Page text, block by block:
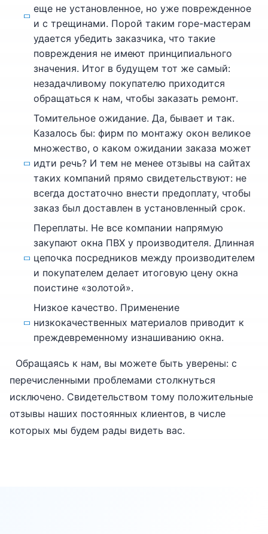
еще не установленное, но уже поврежденное
и с трещинами. Порой таким горе-мастерам
удается убедить заказчика, что такие
повреждения не имеют принципиального
значения. Итог в будущем тот же самый:
незадачливому покупателю приходится
обращаться к нам, чтобы заказать ремонт.
Томительное ожидание. Да, бывает и так.
Казалось бы: фирм по монтажу окон великое
множество, о каком ожидании заказа может
идти речь? И тем не менее отзывы на сайтах
таких компаний прямо свидетельствуют: не
всегда достаточно внести предоплату, чтобы
заказ был доставлен в установленный срок.
Переплаты. Не все компании напрямую
закупают окна ПВХ у производителя. Длинная
цепочка посредников между производителем
и покупателем делает итоговую цену окна
поистине «золотой».
Низкое качество. Применение
низкокачественных материалов приводит к
преждевременному изнашиванию окна.
Обращаясь к нам, вы можете быть уверены: с
перечисленными проблемами столкнуться
исключено. Свидетельством тому положительные
отзывы наших постоянных клиентов, в числе
которых мы будем рады видеть вас.